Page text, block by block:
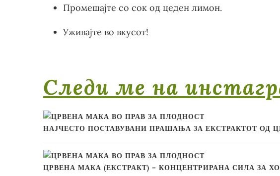
Промешајте со сок од цеден лимон.
Уживајте во вкусот!
Следи ме на
НАЈЧЕСТО ПОСТАВУВАНИ ПРАШАЊА ЗА ЕКСТРАКТОТ ОД
ЦРВЕНА МАКА (ЕКСТРАКТ) – КОНЦЕНТРИРАНА СИЛА ЗА